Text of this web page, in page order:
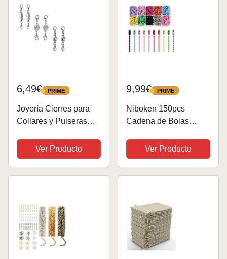
Collar,Tres...
6,49€ PRIME
PRIME
Joyería Cierres para
Collares y Pulseras
Langosta
Magnético,Broche de
Collar de Joyería
Collar,Tres...
Ver Producto
9,99€ PRIME
PRIME
Niboken 150pcs
Cadena de Bolas
Enrollable Fornituras
Bisutería Collar para
Llavero Hebilla Adorno
DIY...
Ver Producto